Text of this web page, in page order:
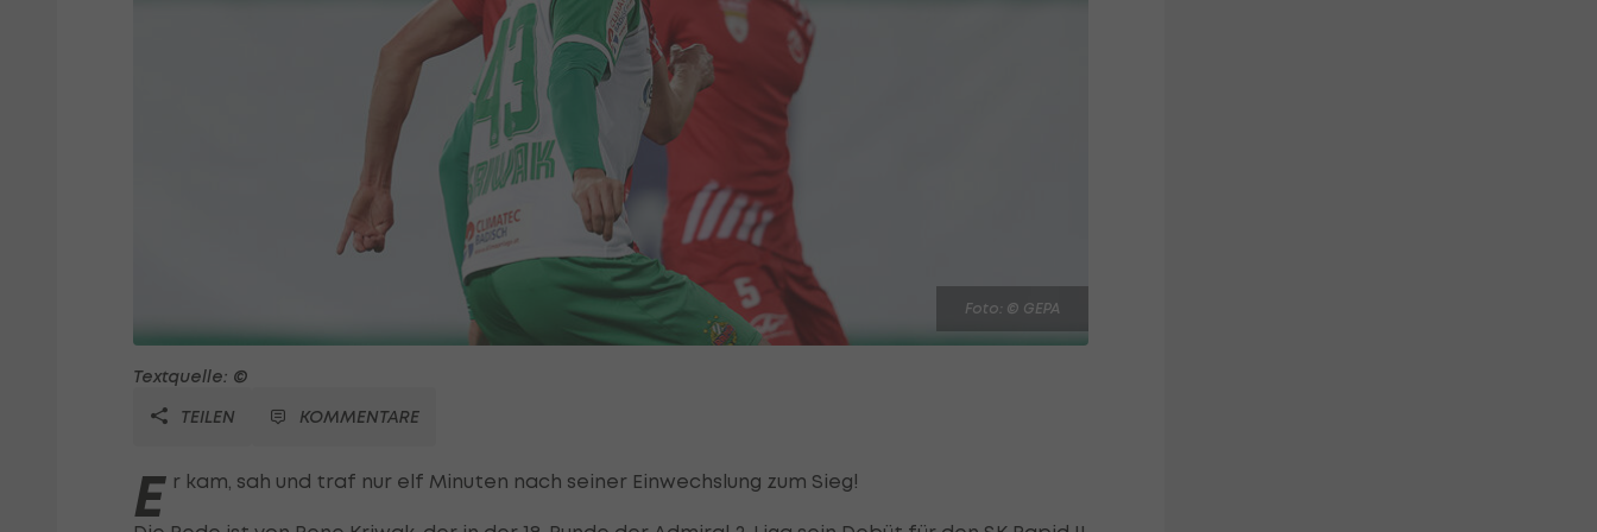
Foto: © GEPA
Textquelle: ©
TEILEN
KOMMENTARE
E r kam, sah und traf nur elf Minuten nach seiner Einwechslung zum Sieg!